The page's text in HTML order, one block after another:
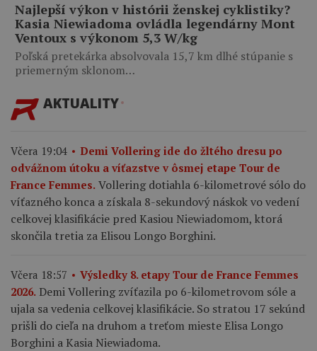
Najlepší výkon v histórii ženskej cyklistiky?
Kasia Niewiadoma ovládla legendárny Mont
Ventoux s výkonom 5,3 W/kg
Poľská pretekárka absolvovala 15,7 km dlhé stúpanie s
priemerným sklonom…
AKTUALITY
Včera 19:04
Demi Vollering ide do žltého dresu po
odvážnom útoku a víťazstve v ôsmej etape Tour de
France Femmes. Vollering dotiahla 6-kilometrové sólo do
víťazného konca a získala 8-sekundový náskok vo vedení
celkovej klasifikácie pred Kasiou Niewiadomom, ktorá
skončila tretia za Elisou Longo Borghini.
Včera 18:57
Výsledky 8. etapy Tour de France Femmes
2026. Demi Vollering zvíťazila po 6-kilometrovom sóle a
ujala sa vedenia celkovej klasifikácie. So stratou 17 sekúnd
prišli do cieľa na druhom a treťom mieste Elisa Longo
Borghini a Kasia Niewiadoma.